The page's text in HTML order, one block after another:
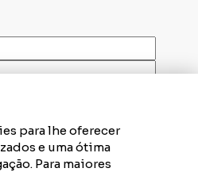
para lhe oferecer
e uma ótima
Para maiores